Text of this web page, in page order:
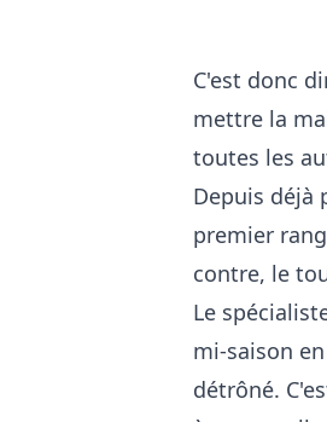
C'est donc
mettre la
toutes les
Depuis déjà
premier
contre, le
Le
mi-saison
détrôné.